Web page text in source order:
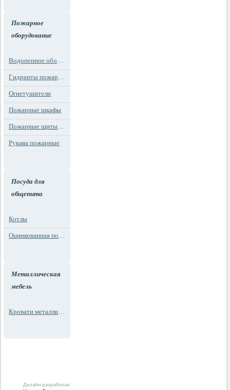
Пожарное
оборудование
Водопенное оборудование
Гидранты пожарные и подставки
Огнетушители
Пожарные шкафы
Пожарные щиты и стенды
Рукава пожарные
Посуда для
общепита
Котлы
Оцинкованная посуда
Металлическая
мебель
Кровати металлические
Дизайн разработан